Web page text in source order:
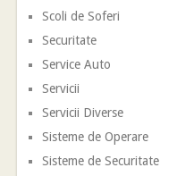
Scoli de Soferi
Securitate
Service Auto
Servicii
Servicii Diverse
Sisteme de Operare
Sisteme de Securitate